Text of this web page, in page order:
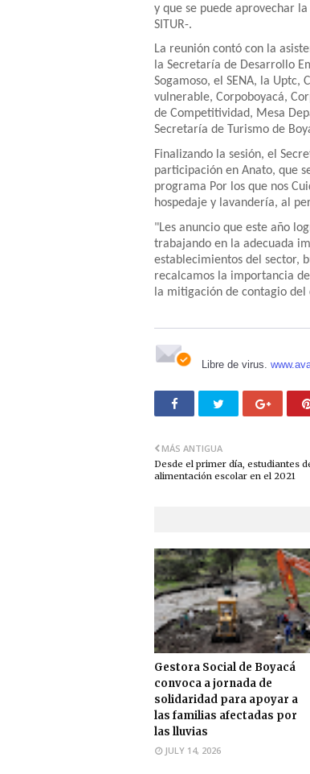
y que se puede aprovechar
SITUR-.
La reunión contó con la
la Secretaría de Desarrollo
Sogamoso, el SENA, la Uptc,
vulnerable, Corpoboyacá,
de Competitividad, Mesa
Secretaría de Turismo de
Finalizando la sesión, el
participación en Anato, que
programa Por los que nos
hospedaje y lavandería, al
"Les anuncio que este año
trabajando en la adecuada
establecimientos del sector,
recalcamos la importancia
la mitigación de contagio
Libre de virus.
MÁS ANTIGUA
Desde el primer día, estudiantes
alimentación escolar en el 2021
Gestora Social de Boyacá
convoca a jornada de
solidaridad para apoyar a
las familias afectadas por
las lluvias
JULY 14, 2026